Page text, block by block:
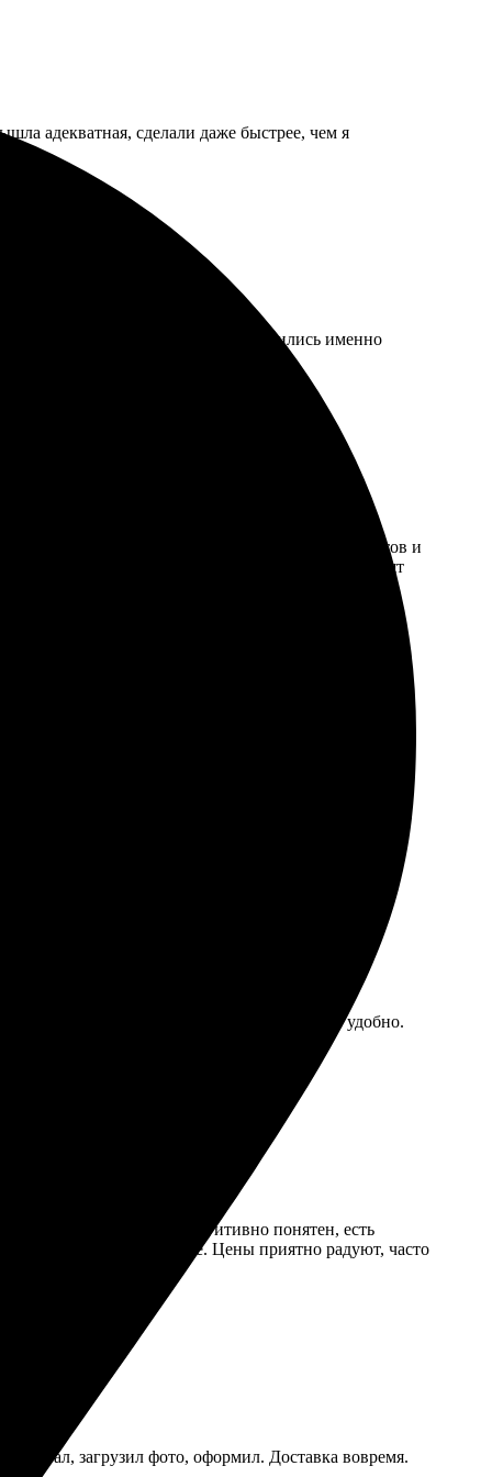
адекватная, сделали даже быстрее, чем я
с настройками. Открытки получились именно
собрал без лишних проблем, а выбор форматов и
и печати просто отменное, фотографии выглядят
сайта. Быстро подтвердили заказ и обозначили
книга была в идеальном состоянии.
уровне. Все этапы заказа прошли быстро и удобно.
Процесс заказа интуитивно понятен, есть
просто великолепное. Цены приятно радуют, часто
выбрал, загрузил фото, оформил. Доставка вовремя.